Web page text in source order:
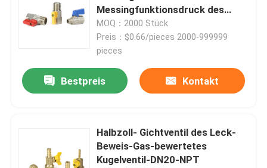
Messingfunktionsdruck des
gichtventil-MOP5
MOQ：2000 Stück
Preis：$0.66/pieces 2000-999999
pieces
Bestpreis Kontakt
Halbzoll- Gichtventil des Leck-
Beweis-Gas-bewertetes
Kugelventil-DN20-NPT